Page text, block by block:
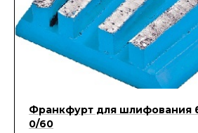
Франкфурт для шлифования
0/60